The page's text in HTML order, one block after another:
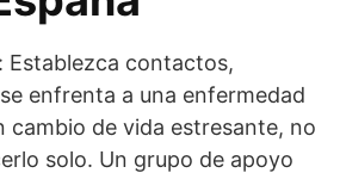
Establezca contactos,
enfrenta a una enfermedad
cambio de vida estresante, no
solo. Un grupo de apoyo